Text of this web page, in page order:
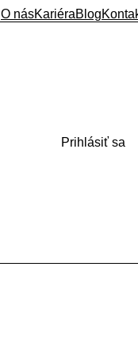
O násKariéraBlog
Prihlásiť sa